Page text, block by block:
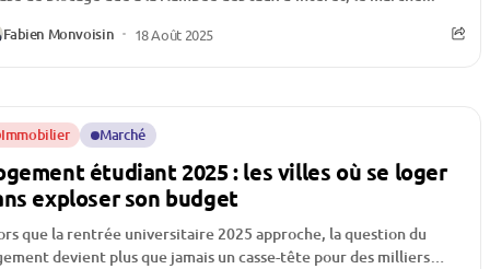
Fabien Monvoisin 18 Août 2025
Immobilier Marché
étudiant 2025 : les villes où se loger
exploser son budget
que la rentrée universitaire 2025 approche, la question du
devient plus que jamais un casse-tête pour des milliers